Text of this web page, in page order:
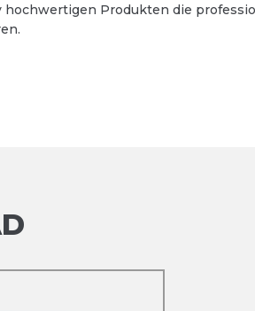
hochwertigen Produkten die